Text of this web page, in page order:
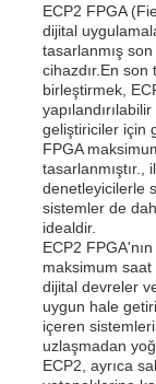
ECP2 FPGA
dijital
tasarlanmış
cihazdır.En
birleştirmek,
geliştiriciler için
FPGA
tasarlanmıştır.,
denetleyicilerle
sistemler de
idealdir.
ECP2
maksimum saat
dijital devreler
uygun hale
içeren
uzlaşmadan
ECP2, ayrıca